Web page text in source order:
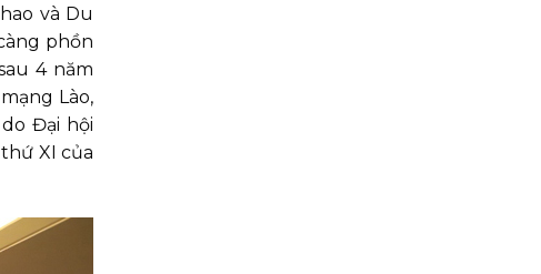
và Du
phồn
4 năm
Lào,
Đại hội
XI của